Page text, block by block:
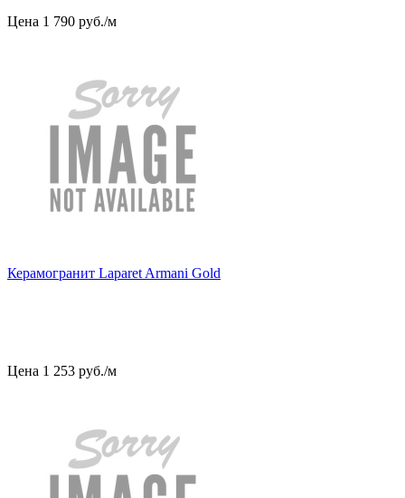
Цена 1 790 руб./м
Керамогранит Laparet Armani Gold
Цена 1 253 руб./м